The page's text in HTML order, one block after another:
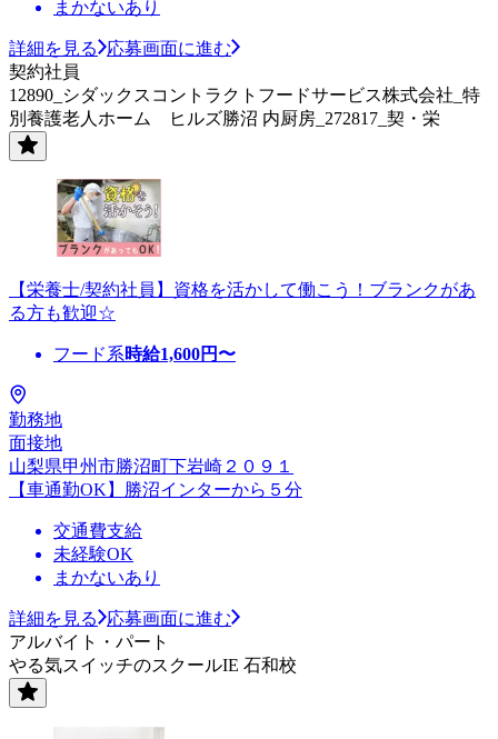
まかないあり
詳細を見る
応募画面に進む
契約社員
12890_シダックスコントラクトフードサービス株式会社_特
別養護老人ホーム ヒルズ勝沼 内厨房_272817_契・栄
【栄養士/契約社員】資格を活かして働こう！ブランクがあ
る方も歓迎☆
フード系時給1,600円〜
勤務地
面接地
山梨県甲州市勝沼町下岩崎２０９１
【車通勤OK】勝沼インターから５分
交通費支給
未経験OK
まかないあり
詳細を見る
応募画面に進む
アルバイト・パート
やる気スイッチのスクールIE 石和校